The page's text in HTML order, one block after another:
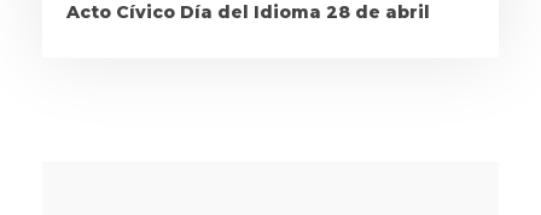
Acto Cívico Día del Idioma 28 de abril